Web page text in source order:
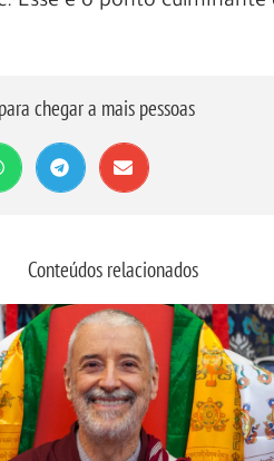
chegar a mais pessoas
Conteúdos relacionados